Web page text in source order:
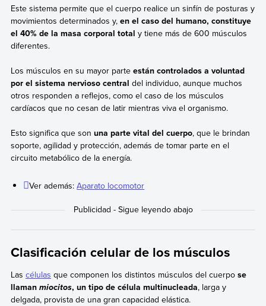
Este sistema permite que el cuerpo realice un sinfín de posturas y
movimientos determinados y, en el caso del humano, constituye
el 40% de la masa corporal total y tiene más de 600 músculos
diferentes.
Los músculos en su mayor parte están controlados a voluntad
por el sistema nervioso central del individuo, aunque muchos
otros responden a reflejos, como el caso de los músculos
cardíacos que no cesan de latir mientras viva el organismo.
Esto significa que son una parte vital del cuerpo, que le brindan
soporte, agilidad y protección, además de tomar parte en el
circuito metabólico de la energía.
Ver además:Aparato locomotor
Clasificación celular de los músculos
Las células que componen los distintos músculos del cuerpose
llaman miocitos, un tipo de célula multinucleada, larga y
delgada, provista de una gran capacidad elástica.